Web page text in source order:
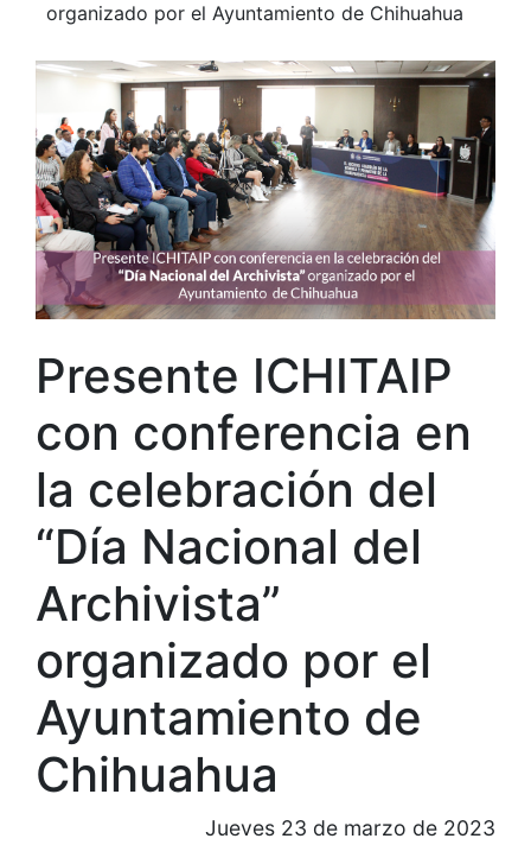
organizado por el Ayuntamiento de Chihuahua
Presente ICHITAIP
con conferencia en
la celebración del
“Día Nacional del
Archivista”
organizado por el
Ayuntamiento de
Chihuahua
Jueves 23 de marzo de 2023